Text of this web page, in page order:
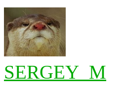
SERGEY_M